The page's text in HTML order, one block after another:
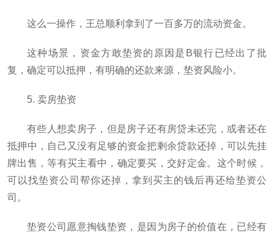
这么一操作，王总顺利拿到了一百多万的流动资金。
这种场景，资金方敢垫资的原因是B银行已经出了批
复，确定可以抵押，有明确的还款来源，垫资风险小。
5. 卖房垫资
有些人想卖房子，但是房子还有房贷未还完，或者还在
抵押中，自己又没有足够的资金把剩余贷款还掉，可以先挂
牌出售，等有买主看中，确定要买，交好定金。这个时候，
可以找垫资公司帮你还掉，拿到买主的钱后再还给垫资公
司。
垫资公司愿意掏钱垫资，是因为房子的价值在，已经有